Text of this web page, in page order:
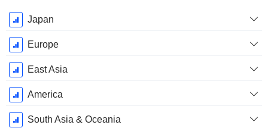
Période
Fiscale:
Décembre
Japan
Europe
East Asia
America
South Asia & Oceania